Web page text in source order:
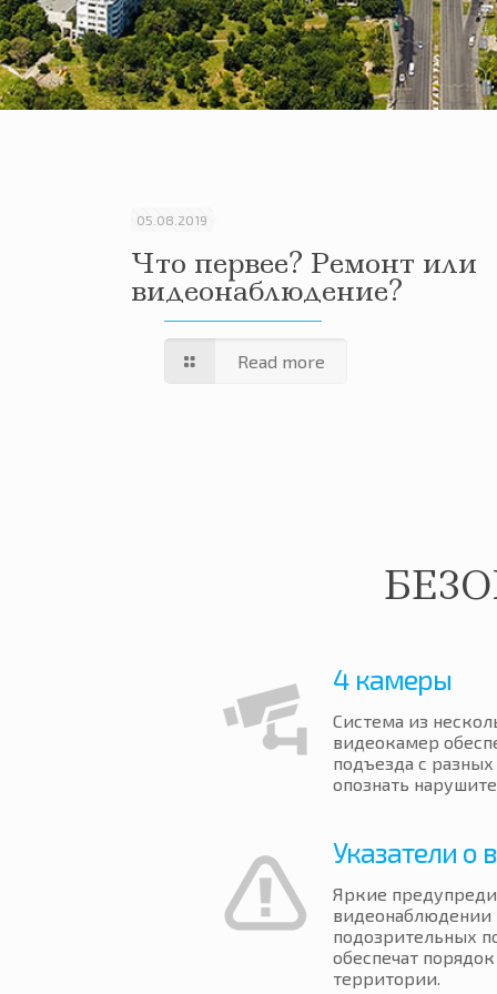
05.08.2019
Что первее? Ремонт или
видеонаблюдение?
Read more
4 камеры
Система из
видеокамер
подъезда с
опознать
Указатели о
Яркие
видеонаблюдении
подозрительных
обеспечат
территории.